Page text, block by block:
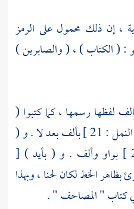
، إن ذلك محمول على الرمز
: ( الكتاب ) ، ( والصابرين )
لفظها رسمها ، كما كتبوا (
لا . و (
) [ المائدة : 29 ] بواو وألف . و ( بأيد ) [
فلو قرئ بظاهر الخط لكان لحنا ، وبهذا
كتاب " المصاحف " .